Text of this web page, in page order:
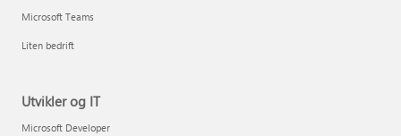
Microsoft Teams
Liten bedrift
Utvikler og IT
Microsoft Developer